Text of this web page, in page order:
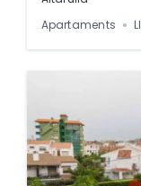
Apartaments